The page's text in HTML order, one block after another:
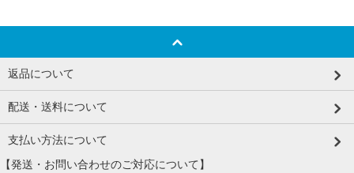
返品について
配送・送料について
支払い方法について
【発送・お問い合わせのご対応について】